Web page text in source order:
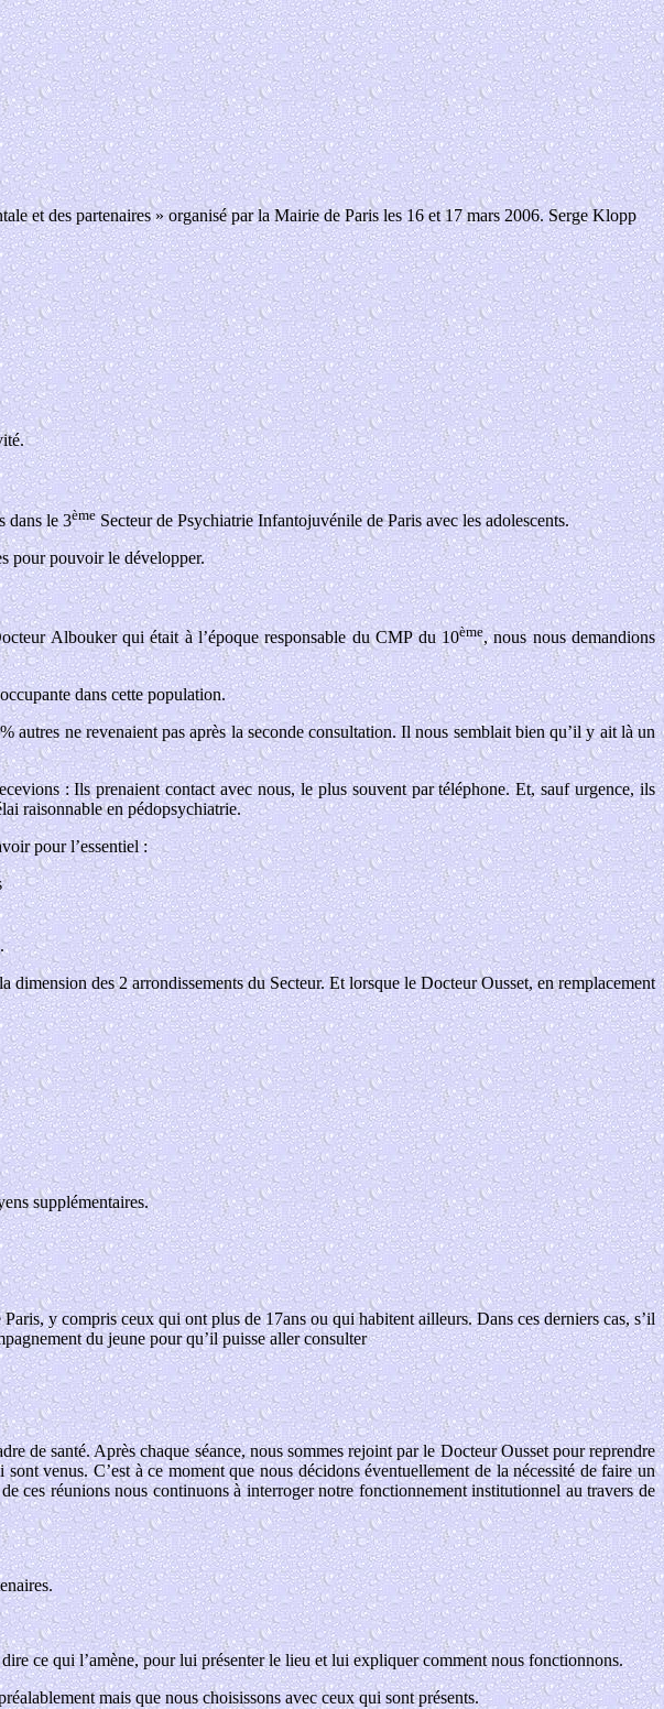
et des partenaires » organisé parla Mairiede Paris les 16 et 17 mars 2006. Serge Klopp
dans le 3èmeSecteur de Psychiatrie Infantojuvénile de Paris avec les adolescents.
pour pouvoir le développer.
Albouker qui était à l’époque responsable du CMP du 10ème, nous nous demandions
dans cette population.
ne revenaient pas après la seconde consultation. Il nous semblait bien qu’il y ait là un
: Ils prenaient contact avec nous, le plus souvent par téléphone. Et, sauf urgence, ils
raisonnable en pédopsychiatrie.
pour l’essentiel :
des 2 arrondissements du Secteur. Et lorsque le Docteur Ousset, en remplacement
supplémentaires.
y compris ceux qui ont plus de 17ans ou qui habitent ailleurs. Dans ces derniers cas, s’il
du jeune pour qu’il puisse aller consulter
de santé. Après chaque séance, nous sommes rejoint par le Docteur Ousset pour reprendre
venus. C’est à ce moment que nous décidons éventuellement de la nécessité de faire un
ces réunions nous continuons à interroger notre fonctionnement institutionnel au travers de
ce qui l’amène, pour lui présenter le lieu et lui expliquer comment nous fonctionnons.
mais que nous choisissons avec ceux qui sont présents.